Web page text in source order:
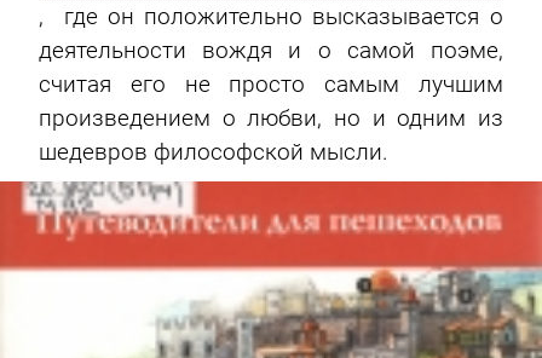
, где он положительно высказывается о
деятельности вождя и о самой поэме,
считая его не просто самым лучшим
произведением о любви, но и одним из
шедевров философской мысли.